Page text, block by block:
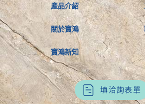
產品介紹
關於寶鴻
寶鴻新知
填洽詢表單